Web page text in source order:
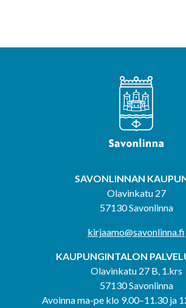
SAVONLINNAN
Olavinkatu 27
57130 Savonlinna
kirjaamo@savonlinna.fi
KAUPUNGINTALON
Olavinkatu 27 B, 1.krs
57130 Savonlinna
Avoinna ma-pe klo 9.00–11.30 ja